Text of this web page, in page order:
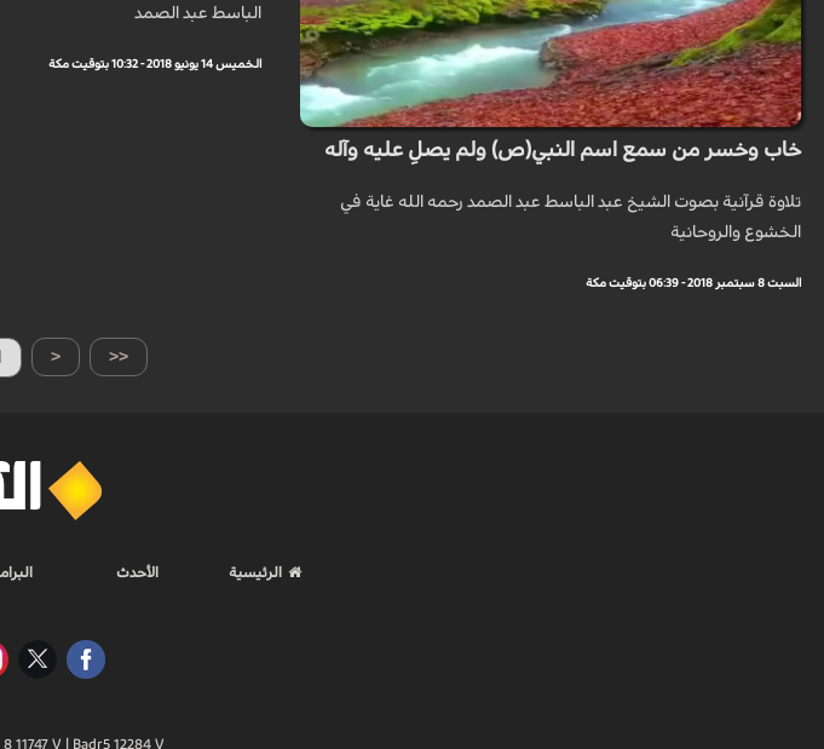
خاب وخسر من سمع اسم النبي(ص) ولم يصلِ عليه وآله
تلاوة قرآنية بصوت الشيخ عبد الباسط عبد الصمد رحمه الله غاية في
الخشوع والروحانية
السبت 8 سبتمبر 2018 - 06:39 بتوقيت مكة
الباسط عبد الصمد
الخميس 14 يونيو 2018 - 10:32 بتوقيت مكة
< <<
الرئيسية الأحدث
11747 V | Badr5 12284 V